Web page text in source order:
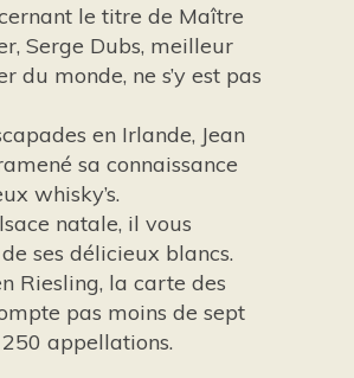
le titre de Maître
Serge Dubs, meilleur
du monde, ne s’y est pas
en Irlande, Jean
sa connaissance
whisky’s.
natale, il vous
ses délicieux blancs.
Riesling, la carte des
pas moins de sept
appellations.